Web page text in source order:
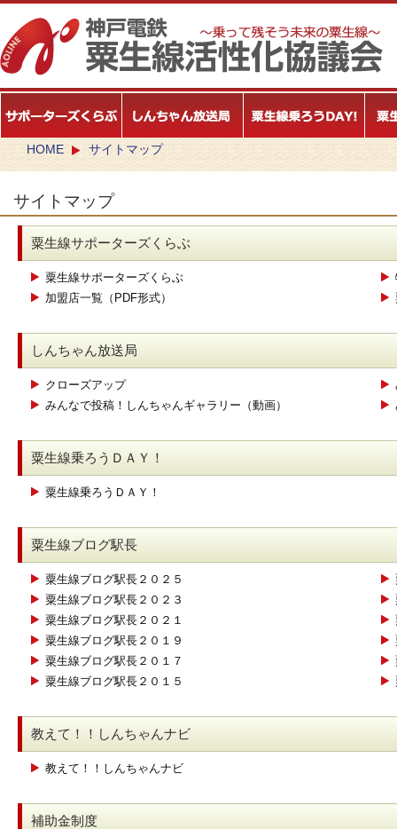
HOME サイトマップ
サイトマップ
粟生線サポーターズくらぶ
粟生線サポーターズくらぶ
加盟店一覧（PDF形式）
しんちゃん放送局
クローズアップ
みんなで投稿！しんちゃんギャラリー（動画）
粟生線乗ろうＤＡＹ！
粟生線乗ろうＤＡＹ！
粟生線ブログ駅長
粟生線ブログ駅長２０２５
粟生線ブログ駅長２０２３
粟生線ブログ駅長２０２１
粟生線ブログ駅長２０１９
粟生線ブログ駅長２０１７
粟生線ブログ駅長２０１５
教えて！！しんちゃんナビ
教えて！！しんちゃんナビ
補助金制度